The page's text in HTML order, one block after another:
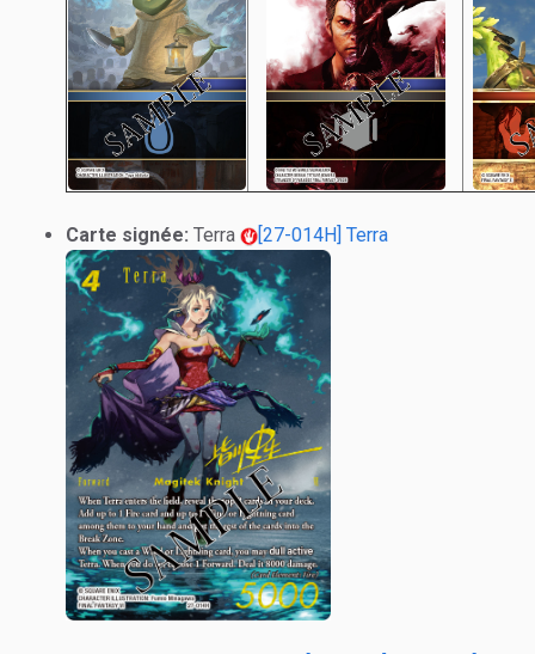
Carte signée: Terra [27-014H] Terra